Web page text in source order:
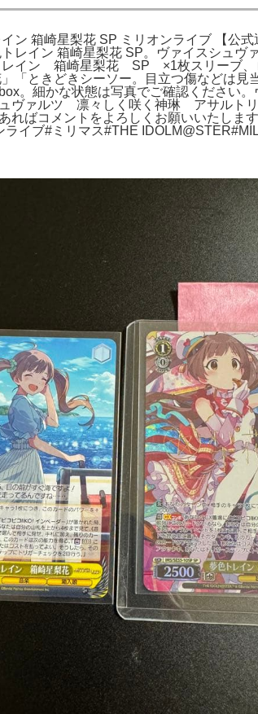
ン 箱崎星梨花 SP ミリオンライブ 【公
トレイン 箱崎星梨花 SP。ヴァイスシ
レイン 箱崎星梨花 SP ×1枚スリーブ、
「ときどきシーソー。目立つ傷などは
。細かな状態は写真でご確認くださ
ヴァルツ 凛々しく咲く神琳 アサルト
ればコメントをよろしくお願いいたし
ライブ#ミリマス#THE